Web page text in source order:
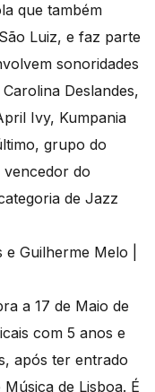
que também
Luiz, e faz parte
sonoridades
Deslandes,
Ivy, Kumpania
grupo do
do
de Jazz
a 17 de Maio de
com 5 anos e
após ter entrado
de Lisboa. É